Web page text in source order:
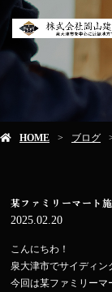
HOME ブログ
某ファミリーマート
2025.02.20
こんにちわ！
泉大津市でサイディン
今回は某ファミリーマ